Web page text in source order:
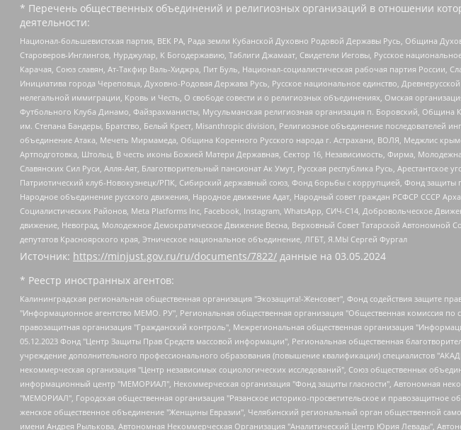
* Перечень общественных объединений и религиозных организаций в отношении
деятельности:
Национал-большевистская партия, ВЕК РА, Рада земли Кубанской Духовно Родовой Державы Русь, Община
Староверов-Инглингов, Нурджулар, К Богодержавию, Таблиги Джамаат, Свидетели Иеговы, Русское
Карачая, Союз славян, Ат-Такфир Валь-Хиджра, Пит Буль, Национал-социалистическая рабочая партия
Инициатива города Череповца, Духовно-Родовая Держава Русь, Русское национальное единство,
нелегальной иммиграции, Кровь и Честь, О свободе совести и о религиозных объединениях, Омская
Футбольного Клуба Динамо, Файзрахманисты, Мусульманская религиозная организация п. Боровский,
им. Степана Бандеры, Братство, Белый Крест, Misanthropic division, Религиозное объединение последователей
объединение Атака, Мечеть Мирмамеда, Община Коренного Русского народа г. Астрахани, ВОЛЯ, Меджлис
Артподготовка, Штольц, В честь иконы Божией Матери Державная, Сектор 16, Независимость, Фирма,
Славянских Сил Руси, Алля-Аят, Благотворительный пансионат Ак Умут, Русская республика Русь,
Патриотический клуб-Новокузнецк/РПК, Сибирский державный союз, Фонд борьбы с коррупцией, Фонд защиты
Народное объединение русского движения, Народное движение Адат, Народный совет граждан РСФСР СССР
Социалистических Районов, Meta Platforms Inc, Facebook, Instagram, WhatsApp, СИЧ-С14, Добровольческое
движение, Невоград, Молодежное Демократическое Движение Весна, Верховный Совет Татарской Автономной
депутатов Красноярского края, Этническое национальное объединение, ЛГБТ, Я.МЫ Сергей Фургал
Источник: https://minjust.gov.ru/ru/documents/7822/ данные на 03.05.2024
* Реестр иностранных агентов:
Калининградская региональная общественная организация "Экозащита!-Женсовет", Фонд содействия защите прав и свобод граждан "Общественный вердикт", Фонд "Институт Развития Свободы Информации", Частное учреждение "Информационное агентство МЕМО. РУ", Региональная общественная организация "Общественная комиссия по сохранению наследия академика Сахарова", Фонд поддержки свободы прессы, Санкт-Петербургская общественная правозащитная организация "Гражданский контроль", Межрегиональная общественная организация "Информационно-просветительский центр "Мемориал", Региональный Фонд "Центр Защиты Прав Средств Массовой Информации", с 05.12.2023 Фонд "Центр Защиты Прав Средств массовой информации", Региональная общественная благотворительная организация помощи беженцам и мигрантам "Гражданское содействие", Негосударственное образовательное учреждение дополнительного профессионального образования (повышение квалификации) специалистов "АКАДЕМИЯ ПО ПРАВАМ ЧЕЛОВЕКА", Свердловская региональная общественная организация "Сутяжник", Автономная некоммерческая организация "Центр независимых социологических исследований", Союз общественных объединений "Российский исследовательский центр по правам человека", Региональное общественное учреждение научно-информационный центр "МЕМОРИАЛ", Некоммерческая организация "Фонд защиты гласности", Автономная некоммерческая организация "Институт прав человека", Городская общественная организация "Екатеринбургское общество "МЕМОРИАЛ", Городская общественная организация "Рязанское историко-просветительское и правозащитное общество "Мемориал" (Рязанский Мемориал), Челябинский региональный орган общественной самодеятельности – женское общественное объединение "Женщины Евразии", Челябинский региональный орган общественной самодеятельности "Уральская правозащитная группа", Фонд содействия защите здоровья и социальной справедливости имени Андрея Рылькова, Автономная Некоммерческая Организация "Аналитический Центр Юрия Левады", Автономная некоммерческая организация социальной поддержки населения "Проект Апрель", Региональная общественная организация помощи женщинам и детям, находящимся в кризисной ситуации "Информационно-методический центр "Анна", Фонд содействия развитию массовых коммуникаций и правовому просвещению "Так-так-Так", Фонд содействия устойчивому развитию "Серебряная тайга", Свердловский региональный общественный фонд социальных проектов "Новое время", "Idel.Реалии", Кавказ.Реалии, Крым.Реалии, Телеканал Настоящее Время, Татаро-башкирская служба Радио Свобода (Azatliq Radiosi), Радио Свободная Европа/Радио Свобода (PCE/PC), "Сибирь.Реалии", "Фактограф", Благотворительный фонд помощи осужденным и их семьям, Автономная некоммерческая организация "Институт глобализации и социальных движений", Фонд "В защиту прав заключенных", Частное учреждение "Центр поддержки и содействия развитию средств массовой информации", Пензенский региональный общественный благотворительный фонд "Гражданский союз", "Север.Реалии", Некоммерческая организация Фонд "Правовая инициатива", Общество с ограниченной ответственностью "Радио Свободная Европа/Радио Свобода", Чешское информационное агентство "MEDIUM-ORIENT", Красноярская региональная общественная организация "Мы против СПИДа", Камалягин Денис Николаевич, Маркелов Сергей Евгеньевич, Пономарев Лев Александрович, Савицкая Людмила Алексеевна, Автономная некоммерческая организация "Центр по работе с проблемой насилия "НАСИЛИЮ.НЕТ", Межрегиональный профессиональный союз работников здравоохранения "Альянс врачей", Юридическое лицо, зарегистрированное в Латвийской Республике, SIA "Medusa Project" (регистрационный номер 40103797863, дата регистрации 10.06.2014), Некоммерческая организация "Фонд по борьбе с коррупцией", Автономная некоммерческая организация "Институт права и публичной политики", Баданин Роман Сергеевич, Гликин Максим Александрович, Железнова Мария Михайловна, Лукьянова Юлия Сергеевна, Маетная Елизавета Витальевна, Маняхин Петр Борисович, Чуракова Ольга Владимировна, Ярош Юлия Петровна, Юридическое лицо "The Insider SIA", зарегистрированное в Риге, Латвийская Республика (дата регистрации 26.06.2015), являющееся администратором доменного имени интернет-издания "The Insider SIA", https://theins.ru, Постернак Алексей Евгеньевич, Рубин Михаил Аркадьевич, Анин Роман Александрович, Юридическое лицо Istories fonds, зарегистрированное в Латвийской Республике (регистрационный номер 50008295751, дата регистрации 24.02.2020), Великовский Дмитрий Александрович, Долинина Ирина Николаевна, Мароховская Алеся Алексеевна, Шлейнов Роман Юрьевич, Шмагун Олеся Валентиновна, Общество с ограниченной ответственностью "Альтаир 2021", Общество с ограниченной ответственностью "Вега 2021", Общество с ограниченной ответственностью "Главный редактор 2021", Общество с ограниченной ответственностью "Ромашки монолит",